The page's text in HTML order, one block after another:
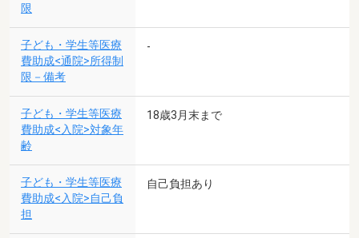
限
子ども・学生等医療
費助成<通院>所得制
限－備考
-
子ども・学生等医療
費助成<入院>対象年
齢
18歳3月末まで
子ども・学生等医療
費助成<入院>自己負
担
自己負担あり